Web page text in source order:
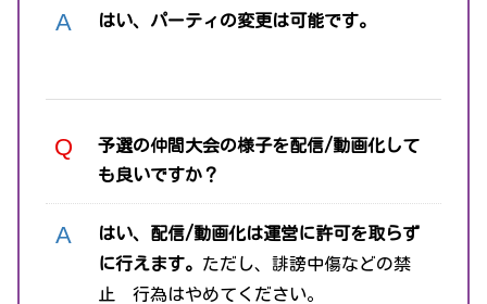
はい、パーティの変更は可能です。
予選の仲間大会の様子を配信/動画化して
も良いですか？
はい、配信/動画化は運営に許可を取らず
に行えます。 ただし、誹謗中傷などの禁
止 行為はやめてください。